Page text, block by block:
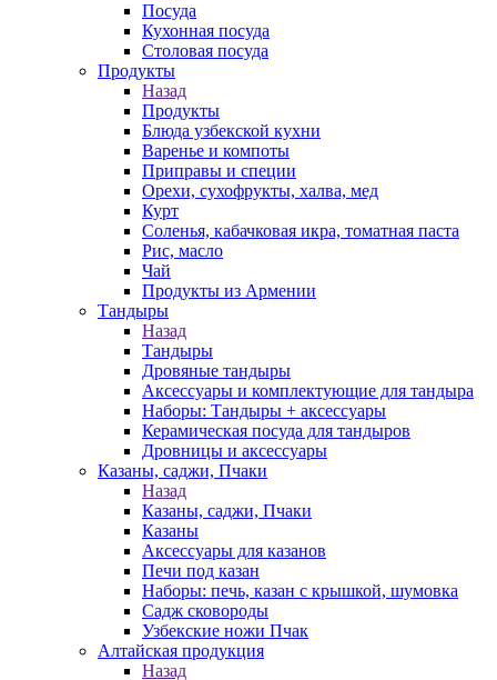
Посуда
Кухонная посуда
Столовая посуда
Продукты
Назад
Продукты
Блюда узбекской кухни
Варенье и компоты
Приправы и специи
Орехи, сухофрукты, халва, мед
Курт
Соленья, кабачковая икра, томатная паста
Рис, масло
Чай
Продукты из Армении
Тандыры
Назад
Тандыры
Дровяные тандыры
Аксессуары и комплектующие для тандыра
Наборы: Тандыры + аксессуары
Керамическая посуда для тандыров
Дровницы и аксессуары
Казаны, саджи, Пчаки
Назад
Казаны, саджи, Пчаки
Казаны
Аксессуары для казанов
Печи под казан
Наборы: печь, казан с крышкой, шумовка
Садж сковороды
Узбекские ножи Пчак
Алтайская продукция
Назад